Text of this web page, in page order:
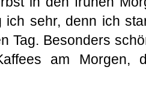
ich sehr, denn ich
Tag. Besonders
am Morgen,